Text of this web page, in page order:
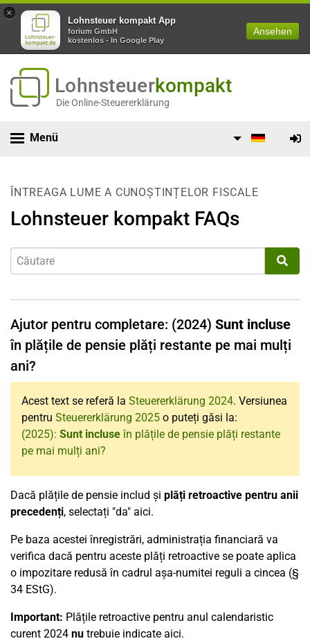
×
Lohnsteuer kompakt App
forium GmbH
kostenlos - In Google Play
Ansehen
Lohnsteuerkompakt
Die Online-Steuererklärung
Menü
ÎNTREAGA LUME A CUNOȘTINȚELOR FISCALE
Lohnsteuer kompakt FAQs
Ajutor pentru completare: (2024) Sunt incluse
în plățile de pensie plăți restante pe mai mulți
ani?
Acest text se referă la Steuererklärung 2024. Versiunea
pentru Steuererklärung 2025 o puteți găsi la:
(2025): Sunt incluse în plățile de pensie plăți restante
pe mai mulți ani?
Dacă plățile de pensie includ și plăți retroactive pentru anii
precedenți, selectați "da" aici.
Pe baza acestei înregistrări, administrația financiară va
verifica dacă pentru aceste plăți retroactive se poate aplica
o impozitare redusă în cadrul așa-numitei reguli a cincea (§
34 EStG).
Important: Plățile retroactive pentru anul calendaristic
curent 2024 nu trebuie indicate aici.